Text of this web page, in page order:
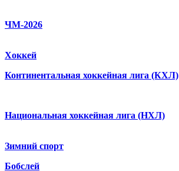
ЧМ-2026
Хоккей
Континентальная хоккейная лига (КХЛ)
Национальная хоккейная лига (НХЛ)
Зимний спорт
Бобслей